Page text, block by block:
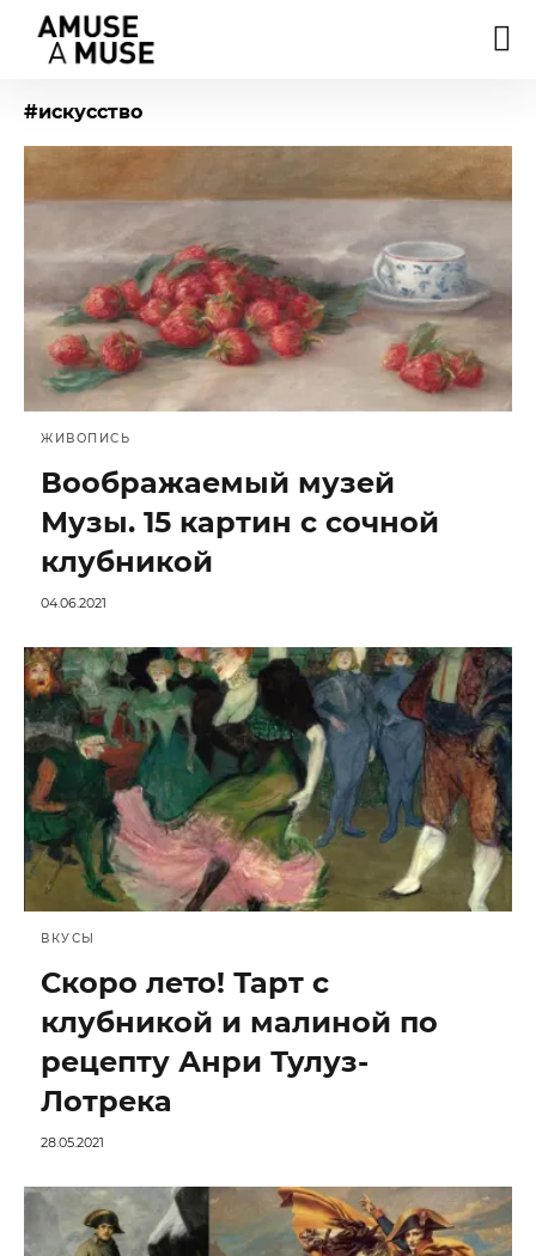
#искусство
ЖИВОПИСЬ
Воображаемый музей
Музы. 15 картин с сочной
клубникой
04.06.2021
ВКУСЫ
Скоро лето! Тарт с
клубникой и малиной по
рецепту Анри Тулуз-
Лотрека
28.05.2021